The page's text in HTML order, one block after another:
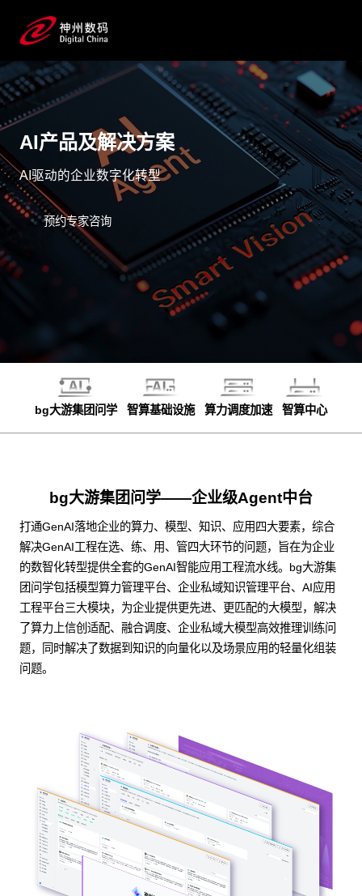
AI产品及解决方案
AI驱动的企业数字化转型
预约专家咨询
bg大游集团问学 智算基础设施 算力调度加速 智算中心
bg大游集团问学——企业级Agent中台
打通GenAI落地企业的算力、模型、知识、应用四大要素，综合
解决GenAI工程在选、练、用、管四大环节的问题，旨在为企业
的数智化转型提供全套的GenAI智能应用工程流水线。bg大游集
团问学包括模型算力管理平台、企业私域知识管理平台、AI应用
工程平台三大模块，为企业提供更先进、更匹配的大模型，解决
了算力上信创适配、融合调度、企业私域大模型高效推理训练问
题，同时解决了数据到知识的向量化以及场景应用的轻量化组装
问题。